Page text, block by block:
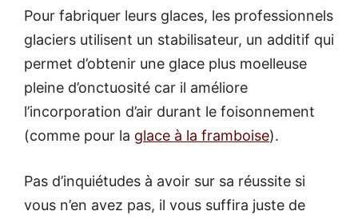
Pour fabriquer leurs glaces, les professionnels
glaciers utilisent un stabilisateur, un additif qui
permet d’obtenir une glace plus moelleuse
pleine d’onctuosité car il améliore
l’incorporation d’air durant le foisonnement
(comme pour la glace à la framboise).
Pas d’inquiétudes à avoir sur sa réussite si
vous n’en avez pas, il vous suffira juste de